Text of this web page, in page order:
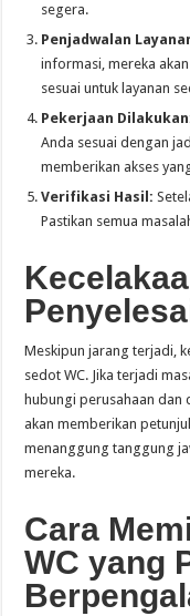
segera.
Penjadwalan
informasi, mereka
sesuai untuk layanan
Pekerjaan
Anda sesuai dengan
memberikan akses
Verifikasi Hasil:
Pastikan semua
Meskipun jarang terjadi,
sedot WC. Jika terjadi
hubungi perusahaan dan
akan memberikan
menanggung tanggung
mereka.
Cara
WC yang